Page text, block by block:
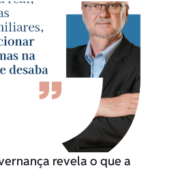
revela o que a